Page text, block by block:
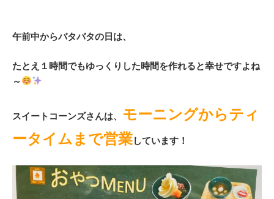
午前中からバタバタの日は、
たとえ１時間でもゆっくりした時間を作れると幸せですよね
～
スイートコーンズさんは、 モーニングからティ
ータイムまで営業しています！